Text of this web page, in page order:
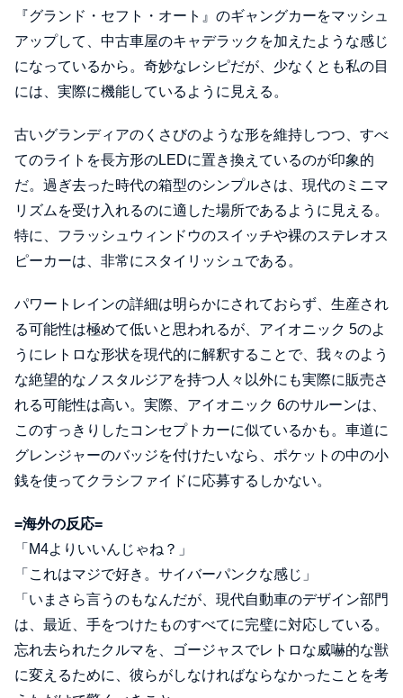
『グランド・セフト・オート』のギャングカーをマッシュ
アップして、中古車屋のキャデラックを加えたような感じ
になっているから。奇妙なレシピだが、少なくとも私の目
には、実際に機能しているように見える。
古いグランディアのくさびのような形を維持しつつ、すべ
てのライトを長方形のLEDに置き換えているのが印象的
だ。過ぎ去った時代の箱型のシンプルさは、現代のミニマ
リズムを受け入れるのに適した場所であるように見える。
特に、フラッシュウィンドウのスイッチや裸のステレオス
ピーカーは、非常にスタイリッシュである。
パワートレインの詳細は明らかにされておらず、生産され
る可能性は極めて低いと思われるが、アイオニック 5のよ
うにレトロな形状を現代的に解釈することで、我々のよう
な絶望的なノスタルジアを持つ人々以外にも実際に販売さ
れる可能性は高い。実際、アイオニック 6のサルーンは、
このすっきりしたコンセプトカーに似ているかも。車道に
グレンジャーのバッジを付けたいなら、ポケットの中の小
銭を使ってクラシファイドに応募するしかない。
=海外の反応=
「M4よりいいんじゃね？」
「これはマジで好き。サイバーパンクな感じ」
「いまさら言うのもなんだが、現代自動車のデザイン部門
は、最近、手をつけたものすべてに完璧に対応している。
忘れ去られたクルマを、ゴージャスでレトロな威嚇的な獣
に変えるために、彼らがしなければならなかったことを考